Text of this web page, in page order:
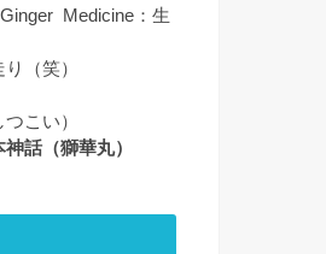
Medicine：生
（笑）
こい）
（獅華丸）